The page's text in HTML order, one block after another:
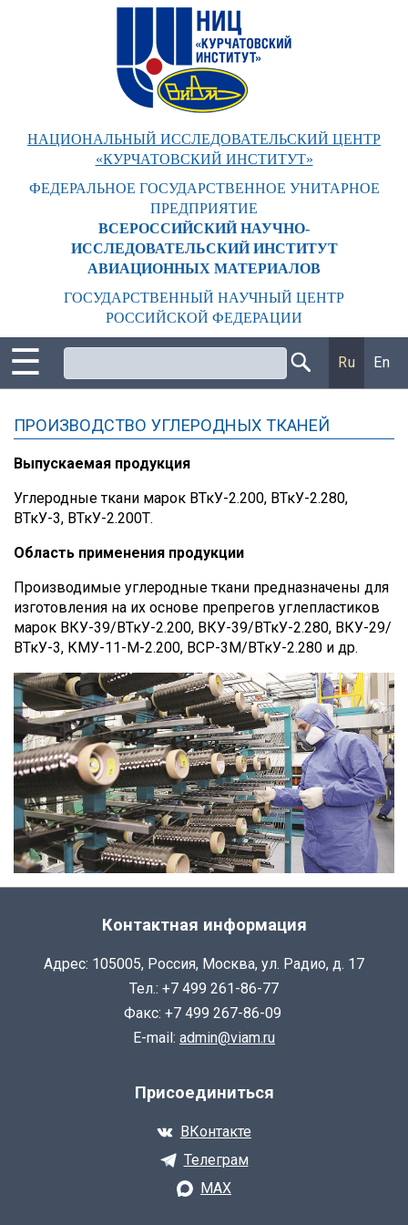
НАЦИОНАЛЬНЫЙ ИССЛЕДОВАТЕЛЬСКИЙ ЦЕНТР
«КУРЧАТОВСКИЙ ИНСТИТУТ»
ФЕДЕРАЛЬНОЕ ГОСУДАРСТВЕННОЕ УНИТАРНОЕ
ПРЕДПРИЯТИЕ
ВСЕРОССИЙСКИЙ НАУЧНО-
ИССЛЕДОВАТЕЛЬСКИЙ ИНСТИТУТ
АВИАЦИОННЫХ МАТЕРИАЛОВ
ГОСУДАРСТВЕННЫЙ НАУЧНЫЙ ЦЕНТР
РОССИЙСКОЙ ФЕДЕРАЦИИ
☰ Ru En
ПРОИЗВОДСТВО УГЛЕРОДНЫХ ТКАНЕЙ
Выпускаемая продукция
Углеродные ткани марок ВТкУ-2.200, ВТкУ-2.280,
ВТкУ-3, ВТкУ-2.200Т.
Область применения продукции
Производимые углеродные ткани предназначены для
изготовления на их основе препрегов углепластиков
марок ВКУ-39/ВТкУ-2.200, ВКУ-39/ВТкУ-2.280, ВКУ-29/
ВТкУ-3, КМУ-11-М-2.200, ВСР-3М/ВТкУ-2.280 и др.
Контактная информация
Адрес: 105005, Россия, Москва, ул. Радио, д. 17
Тел.: +7 499 261-86-77
Факс: +7 499 267-86-09
E-mail: admin@viam.ru
Присоединиться
ВКонтакте
Телеграм
MAX